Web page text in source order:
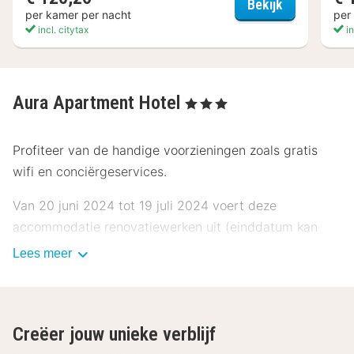
per kamer per nacht
incl. citytax
Bekijk
per
Aura Apartment Hotel , 3 Sterren
Profiteer van de handige voorzieningen zoals gratis
wifi en conciërgeservices.
Van 20 juni 2024 tot 19 juli 2024 voert deze
accommodatie renovatiewerken uit (einddatum kan
wijzigen). Deze werken zijn van toepassing op de
geluidsoverlast en hinder tot een minimum te
Lees meer
Creëer jouw unieke verblijf